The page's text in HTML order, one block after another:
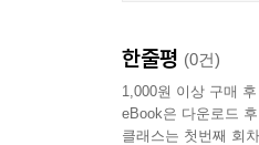
한줄평 (0건)
1,000원 이상 구매
eBook은 다운로드
클래스는 첫번째 회